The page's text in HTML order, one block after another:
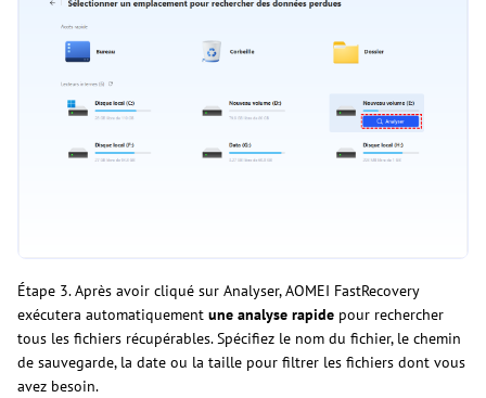
Étape 3. Après avoir cliqué sur Analyser, AOMEI FastRecovery
exécutera automatiquement une analyse rapide pour rechercher
tous les fichiers récupérables. Spécifiez le nom du fichier, le chemin
de sauvegarde, la date ou la taille pour filtrer les fichiers dont vous
avez besoin.